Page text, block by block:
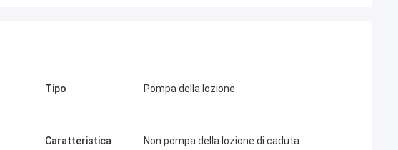
Tipo Pompa della lozione
Caratteristica Non pompa della lozione di caduta